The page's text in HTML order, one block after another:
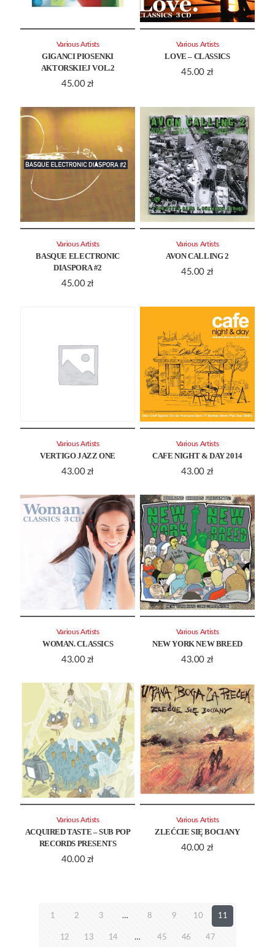
GIGANCI PIOSENKI
AKTORSKIEJ VOL.2
45.00 zł
Various Artists
LOVE – CLASSICS
45.00 zł
Various Artists
BASQUE ELECTRONIC
DIASPORA #2
45.00 zł
Various Artists
AVON CALLING 2
45.00 zł
Various Artists
VERTIGO JAZZ ONE
43.00 zł
Various Artists
CAFE NIGHT & DAY 2014
43.00 zł
Various Artists
WOMAN. CLASSICS
43.00 zł
Various Artists
NEW YORK NEW BREED
43.00 zł
Various Artists
ACQUIRED TASTE – SUB POP
RECORDS PRESENTS
40.00 zł
Various Artists
ZLEĆCIE SIĘ BOCIANY
40.00 zł
Various Artists
1 2 3 … 8 9 10 11
12 13 14 … 45 46 47